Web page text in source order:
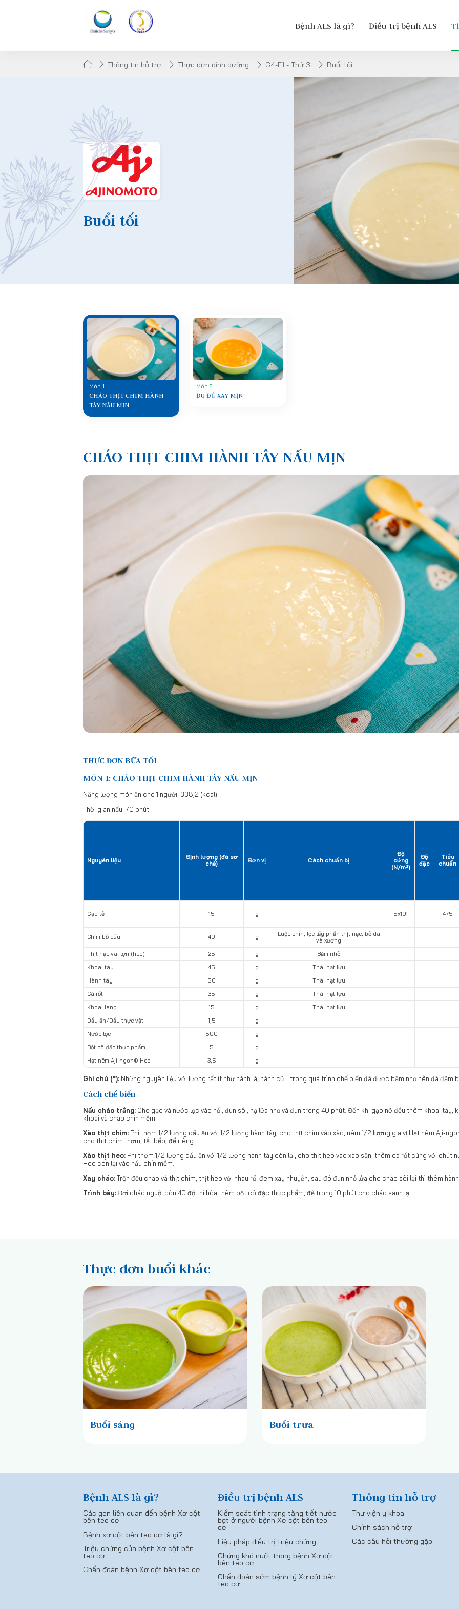
Bệnh ALS là gì? Điều trị bệnh ALS
Thông tin hỗ trợ Thực đơn dinh dưỡng G4-E1 - Thứ 3 Buổi tối
Buổi tối
Món 1
CHÁO THỊT CHIM HÀNH
TÂY NẤU MỊN
Món 2
ĐU ĐỦ XAY MỊN
CHÁO THỊT CHIM HÀNH TÂY NẤU MỊN
THỰC ĐƠN BỮA TỐI
MÓN 1: CHÁO THỊT CHIM HÀNH TÂY NẤU MỊN
Năng lượng món ăn cho 1 người: 338,2 (kcal)
Thời gian nấu: 70 phút
Nguyên liệu
Định lượng (đã sơ
chế)
Đơn vị Cách chuẩn bị
Độ
cứng
(N/m²)
Độ
đặc
Tiêu
chuẩn
Gạo tẻ 15 g 5x10³ 475
Chim bồ câu 40 g
Luộc chín, lọc lấy phần thịt nạc, bỏ da
và xương
Thịt nạc vai lợn (heo)
25 g
Băm nhỏ
Khoai tây
45 g
Thái hạt lựu
Hành tây
50 g
Thái hạt lựu
Cà rốt
35 g
Thái hạt lựu
Khoai lang
15 g
Thái hạt lựu
Dầu ăn/Dầu thực vật
1,5
g
Nước lọc
500
g
Bột cô đặc thực phẩm
5
g
Hạt nêm Aji-ngon® Heo
3,5 g
Ghi chú (*): Những nguyên liệu với lượng rất ít như hành lá, hành củ... trong quá trình chế biến đã được băm nhỏ nên đã đảm
Cách chế biến
Nấu cháo trắng: Cho gạo và nước lọc vào nồi, đun sôi, hạ lửa nhỏ và đun trong 40 phút. Đến khi gạo nở đều thêm khoai tây,
khoai và cháo chín mềm.
Xào thịt chim: Phi thơm 1/2 lượng dầu ăn với 1/2 lượng hành tây, cho thịt chim vào xào, nêm 1/2 lượng gia vị Hạt nêm Aji-
cho thịt chim thơm, tắt bếp, để riêng.
Xào thịt heo: Phi thơm 1/2 lượng dầu ăn với 1/2 lượng hành tây còn lại, cho thịt heo vào xào săn, thêm cà rốt cùng với chút
Heo còn lại vào nấu chín mềm.
Xay cháo:Trộn đều cháo và thịt chim, thịt heo với nhau rồi đem xay nhuyễn, sau đó đun nhỏ lửa cho cháo sôi lại thì thêm
Trình bày:Đợi cháo nguội còn 40 độ thì hòa thêm bột cô đặc thực phẩm, để trong 10 phút cho cháo sánh lại.
Thực đơn buổi khác
Buổi sáng Buổi trưa
Bệnh ALS là gì?
Các gen liên quan đến bệnh Xơ cột
bên teo cơ
Bệnh xơ cột bên teo cơ là gì?
Triệu chứng của bệnh Xơ cột bên
teo cơ
Chẩn đoán bệnh Xơ cột bên teo cơ
Điều trị bệnh ALS
Kiểm soát tình trạng tăng tiết nước
bọt ở người bệnh Xơ cột bên teo
cơ
Liệu pháp điều trị triệu chứng
Chứng khó nuốt trong bệnh Xơ cột
bên teo cơ
Chẩn đoán sớm bệnh lý Xơ cột bên
teo cơ
Thông tin hỗ trợ
Thư viện y khoa
Chính sách hỗ trợ
Các câu hỏi thường gặp